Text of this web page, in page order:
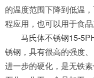
的温度范围下降到低温
程应用，也可以用于食品
马氏体不锈钢15-5PH
锈钢，具有很高的强度
进一步的硬化，是无铁